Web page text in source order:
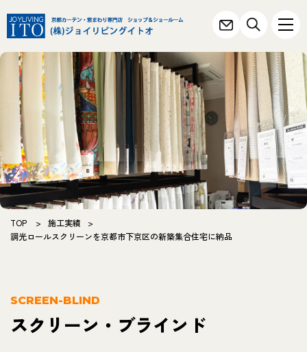
TOP > 施工実績
>
調光ロールスクリーンを京都市下京区の新築集合住宅に納品
SCREEN-BLIND
スクリーン・ブラインド